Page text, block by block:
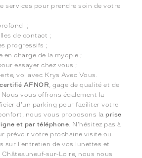
services pour prendre soin de votre
;
de contact ;
progressifs ;
en charge de la myopie ;
essayer chez vous ;
vol avec Krys Avec Vous.
certifié AFNOR , gage de qualité et de
vous offrons également la
d'un parking pour faciliter votre
nous vous proposons la prise
et par téléphone . N'hésitez pas à
prévoir votre prochaine visite ou
sur l'entretien de vos lunettes et
sur-Loire, nous nous